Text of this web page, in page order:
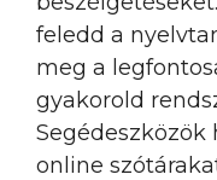
feledd a
meg a
gyakorold
Segédeszközök
online